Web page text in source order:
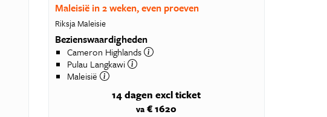
Maleisië in 2 weken, even proeven
Riksja Maleisie
Bezienswaardigheden
Cameron Highlands
Pulau Langkawi
Maleisië
14 dagen excl ticket
va € 1620